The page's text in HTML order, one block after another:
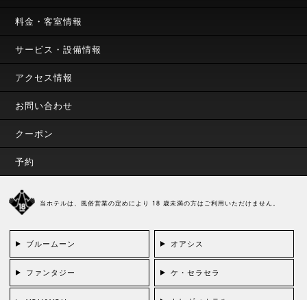
料金・客室情報
サービス・設備情報
アクセス情報
お問い合わせ
クーポン
予約
当ホテルは、風俗営業の定めにより 18 歳未満の方はご利用いただけません。
ブルームーン オアシス
ファンタジー ケ・セラセラ